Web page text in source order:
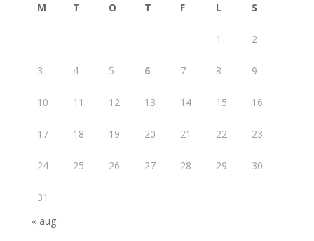
M T O T F L S
1 2
3 4 5 6 7 8 9
10 11 12 13 14 15 16
17 18 19 20 21 22 23
24 25 26 27 28 29 30
31
« aug